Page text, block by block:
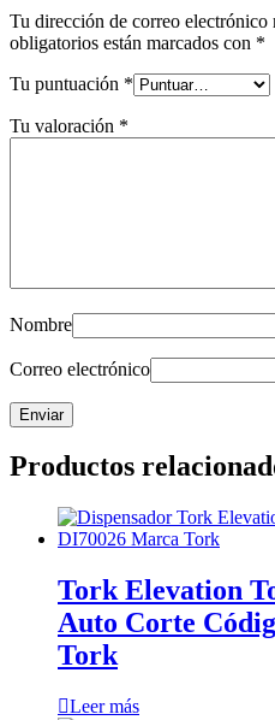
Tu dirección de correo electrónico
obligatorios están marcados con *
Tu puntuación *
Tu valoración *
Nombre
Correo electrónico
Productos
Tork Elevation
Auto Corte
Tork
Leer más